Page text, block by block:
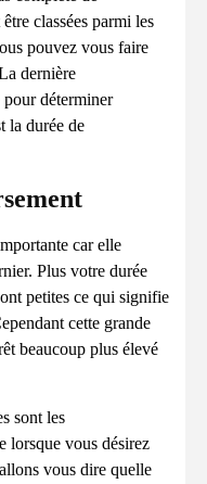
classées parmi les
pouvez vous faire
dernière
pour déterminer
la durée de
car elle
Plus votre durée
petites ce qui signifie
cette grande
beaucoup plus élevé
sont les
lorsque vous désirez
vous dire quelle